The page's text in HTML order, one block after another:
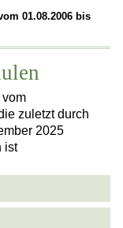
01.08.2006 bis
zuletzt durch
2025
ist